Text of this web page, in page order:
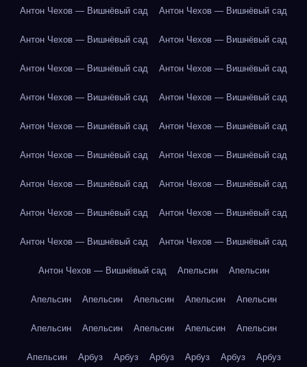
Антон Чехов — Вишнёвый сад Антон Чехов — Вишнёвый сад
Антон Чехов — Вишнёвый сад Антон Чехов — Вишнёвый сад
Антон Чехов — Вишнёвый сад Антон Чехов — Вишнёвый сад
Антон Чехов — Вишнёвый сад Антон Чехов — Вишнёвый сад
Антон Чехов — Вишнёвый сад Антон Чехов — Вишнёвый сад
Антон Чехов — Вишнёвый сад Антон Чехов — Вишнёвый сад
Антон Чехов — Вишнёвый сад Антон Чехов — Вишнёвый сад
Антон Чехов — Вишнёвый сад Антон Чехов — Вишнёвый сад
Антон Чехов — Вишнёвый сад Антон Чехов — Вишнёвый сад
Антон Чехов — Вишнёвый сад Апельсин Апельсин
Апельсин Апельсин Апельсин Апельсин Апельсин
Апельсин Апельсин Апельсин Апельсин Апельсин
Апельсин Арбуз Арбуз Арбуз Арбуз Арбуз Арбуз